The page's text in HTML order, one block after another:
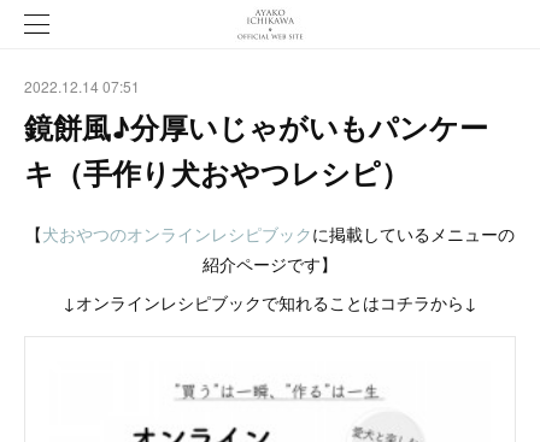
2022.12.14 07:51
鏡餅風♪分厚いじゃがいもパンケー
キ（手作り犬おやつレシピ）
【犬おやつのオンラインレシピブックに掲載しているメニューの
紹介ページです】
↓オンラインレシピブックで知れることはコチラから↓